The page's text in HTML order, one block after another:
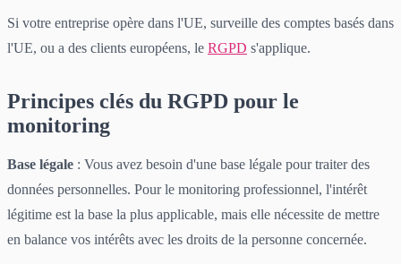
Si votre entreprise opère dans l'UE, surveille des comptes basés dans
l'UE, ou a des clients européens, le RGPD s'applique.
Principes clés du RGPD pour le
monitoring
Base légale : Vous avez besoin d'une base légale pour traiter des
données personnelles. Pour le monitoring professionnel, l'intérêt
légitime est la base la plus applicable, mais elle nécessite de mettre
en balance vos intérêts avec les droits de la personne concernée.